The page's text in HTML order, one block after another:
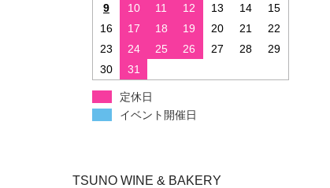
9
10 11 12 13 14
15
16
17 18 19 20 21
22
23
24 25 26 27 28
29
30
31
定休日
イベント開催日
TSUNO WINE & BAKERY